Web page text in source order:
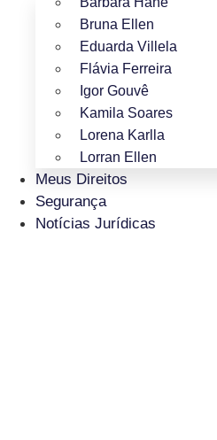
Bruna Ellen
Eduarda Villela
Flávia Ferreira
Igor Gouvê
Kamila Soares
Lorena Karlla
Lorran Ellen
Meus Direitos
Segurança
Notícias Jurídicas